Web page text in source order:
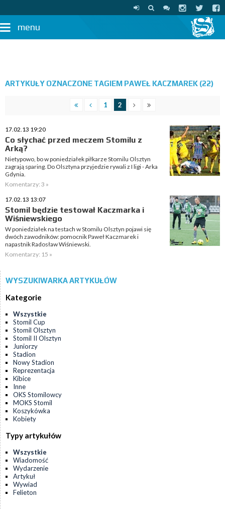
menu
ARTYKUŁY OZNACZONE TAGIEM PAWEŁ KACZMAREK (22)
1 2
17.02.13 19:20
Co słychać przed meczem Stomilu z
Arką?
Nietypowo, bo w poniedziałek piłkarze Stomilu Olsztyn
zagrają sparing. Do Olsztyna przyjedzie rywali z I ligi - Arka
Gdynia.
Komentarzy: 3 »
17.02.13 13:07
Stomil będzie testował Kaczmarka i
Wiśniewskiego
W poniedziałek na testach w Stomilu Olsztyn pojawi się
dwóch zawodników: pomocnik Paweł Kaczmarek i
napastnik Radosław Wiśniewski.
Komentarzy: 15 »
WYSZUKIWARKA ARTYKUŁÓW
Kategorie
Wszystkie
Stomil Cup
Stomil Olsztyn
Stomil II Olsztyn
Juniorzy
Stadion
Nowy Stadion
Reprezentacja
Kibice
Inne
OKS Stomilowcy
MOKS Stomil
Koszykówka
Kobiety
Typy artykułów
Wszystkie
Wiadomość
Wydarzenie
Artykuł
Wywiad
Felieton